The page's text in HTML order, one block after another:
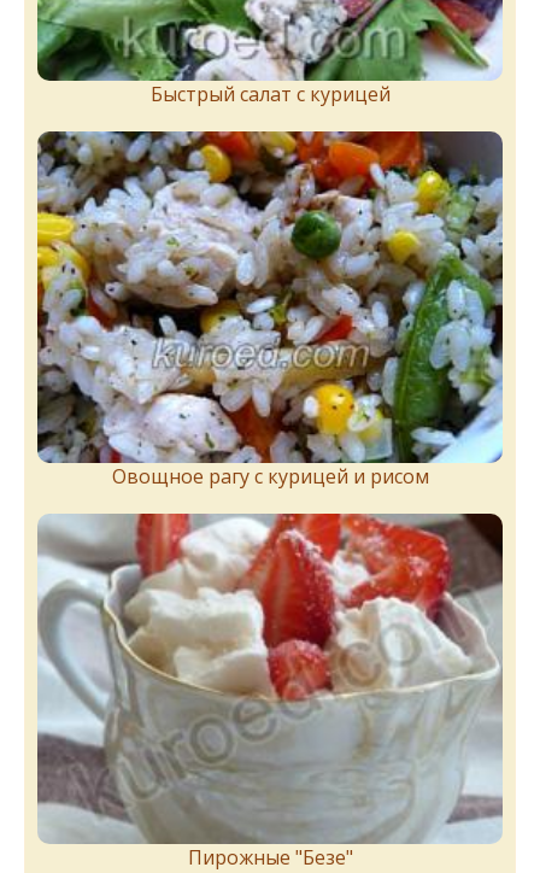
Быстрый салат с курицей
Овощное рагу с курицей и рисом
Пирожныe "Бeзe"